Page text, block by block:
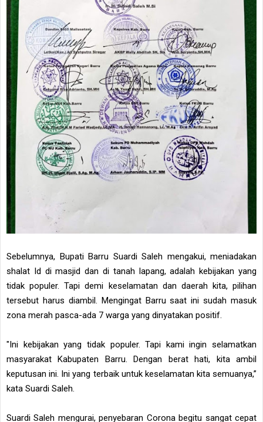
Sebelumnya, Bupati Barru Suardi Saleh mengakui, meniadakan
shalat Id di masjid dan di tanah lapang, adalah kebijakan yang
tidak populer. Tapi demi keselamatan dan daerah kita, pilihan
tersebut harus diambil. Mengingat Barru saat ini sudah masuk
zona merah pasca-ada 7 warga yang dinyatakan positif.
"Ini kebijakan yang tidak populer. Tapi kami ingin selamatkan
masyarakat Kabupaten Barru. Dengan berat hati, kita ambil
keputusan ini. Ini yang terbaik untuk keselamatan kita semuanya,”
kata Suardi Saleh.
Suardi Saleh mengurai, penyebaran Corona begitu sangat cepat